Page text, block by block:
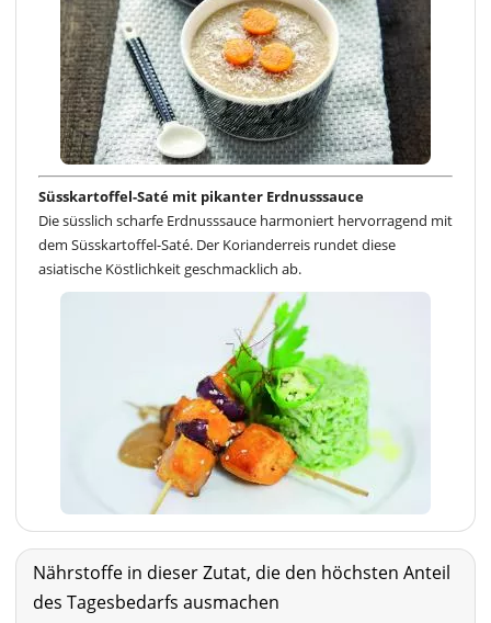
Süsskartoffel-Saté mit pikanter Erdnusssauce
Die süsslich scharfe Erdnusssauce harmoniert hervorragend mit
dem Süsskartoffel-Saté. Der Korianderreis rundet diese
asiatische Köstlichkeit geschmacklich ab.
Nährstoffe in dieser Zutat, die den höchsten Anteil
des Tagesbedarfs ausmachen